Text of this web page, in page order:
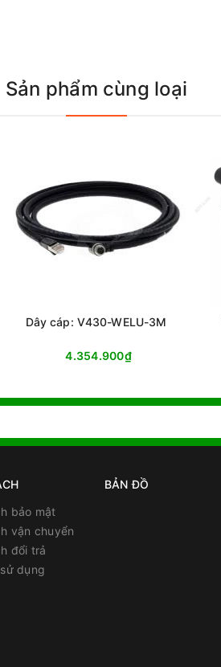
Sản phẩm cùng loại
Dây cáp: V430-WELU-3M
4.354.900₫
bảo mật
vận chuyển
đổi trả
dụng
BẢN ĐỒ